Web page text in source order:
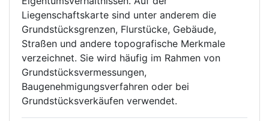
Liegenschaftskarte sind unter anderem die
Grundstücksgrenzen, Flurstücke, Gebäude,
Straßen und andere topografische Merkmale
verzeichnet. Sie wird häufig im Rahmen von
Grundstücksvermessungen,
Baugenehmigungsverfahren oder bei
Grundstücksverkäufen verwendet.